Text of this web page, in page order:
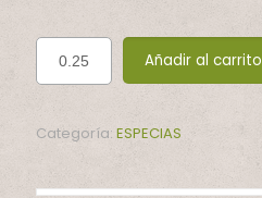
Añadir al carrito
Categoría: ESPECIAS